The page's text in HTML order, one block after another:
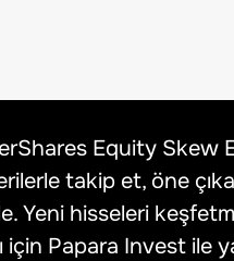
Equity Skew
takip et, öne
Yeni hisseleri
için Papara Invest ile